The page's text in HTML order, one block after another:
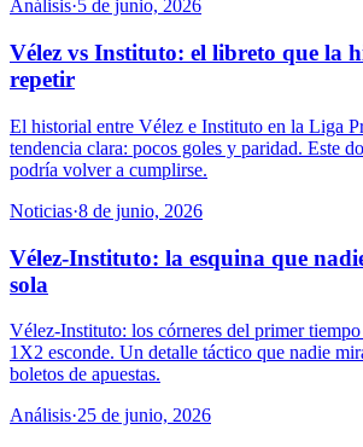
Análisis·5 de junio, 2026
Vélez vs Instituto: el libreto que la
repetir
El historial entre Vélez e Instituto en la Liga
tendencia clara: pocos goles y paridad. Este
podría volver a cumplirse.
Noticias·8 de junio, 2026
Vélez-Instituto: la esquina que
sola
Vélez-Instituto: los córneres del primer
1X2 esconde. Un detalle táctico que nadie
boletos de apuestas.
Análisis·25 de junio, 2026